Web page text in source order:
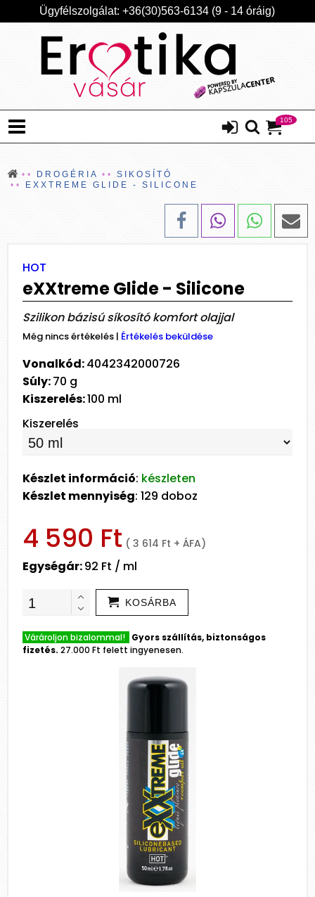
Ügyfélszolgálat: +36(30)563-6134 (9 - 14 óráig)
105
DROGÉRIA
SIKOSÍTÓ
EXXTREME GLIDE - SILICONE
HOT
eXXtreme Glide - Silicone
Szilikon bázisú síkosító komfort olajjal
Még nincs értékelés | Értékelés beküldése
Vonalkód:4042342000726
Súly:70 g
Kiszerelés:100 ml
Kiszerelés
Készlet információ: készleten
Készlet mennyiség: 129 doboz
4 590 Ft ( 3 614 Ft + ÁFA)
Egységár:92 Ft / ml
KOSÁRBA
Várároljon bizalommal! Gyors szállítás, biztonságos
fizetés. 27.000 Ft felett ingyenesen.